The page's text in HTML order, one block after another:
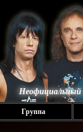
Неофициальный
Группа